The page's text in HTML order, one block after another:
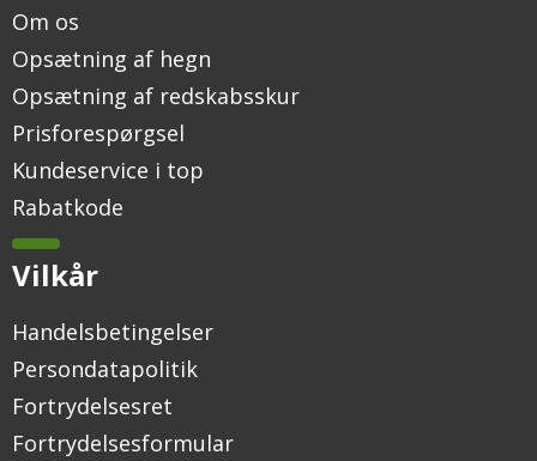
Om os
Opsætning af hegn
Opsætning af redskabsskur
Prisforespørgsel
Kundeservice i top
Rabatkode
Vilkår
Handelsbetingelser
Persondatapolitik
Fortrydelsesret
Fortrydelsesformular